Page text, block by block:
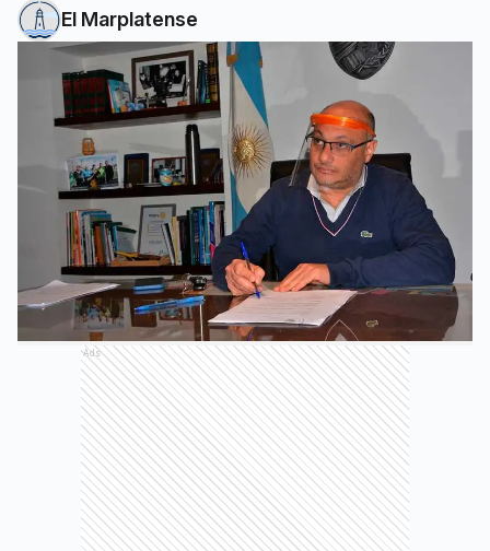
El Marplatense
Ads